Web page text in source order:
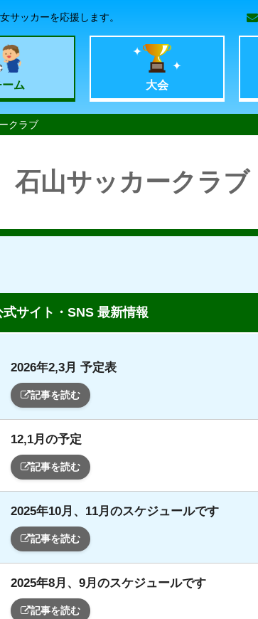
サッカーを応援します。
コ
ツ
ム 大会
クラブ
石山サッカークラブ
式サイト・SNS 最新情報
2026年2,3月 予定表
記事を読む
12,1月の予定
記事を読む
2025年10月、11月のスケジュールです
記事を読む
2025年8月、9月のスケジュールです
記事を読む